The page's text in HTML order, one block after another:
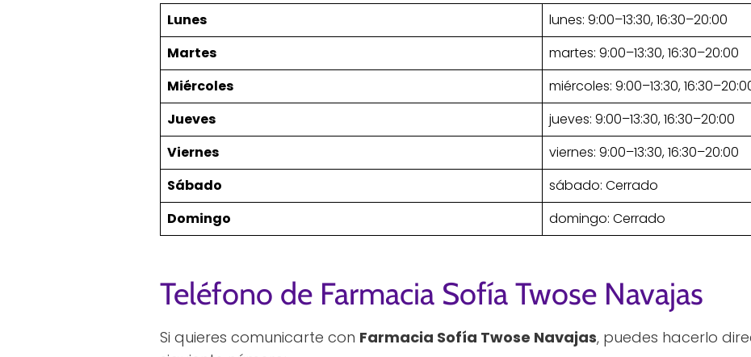
Lunes
lunes: 9:00–13:30, 16:30–20:00
Martes
martes: 9:00–13:30, 16:30–20:00
Miércoles
miércoles: 9:00–13:30,
Jueves
jueves: 9:00–13:30, 16:30–20:00
Viernes
viernes: 9:00–13:30, 16:30–20:00
Sábado
sábado: Cerrado
Domingo
domingo: Cerrado
Teléfono de Farmacia Sofía Twose Navajas
Si quieres comunicarte con Farmacia Sofía Twose Navajas, puedes hacerlo